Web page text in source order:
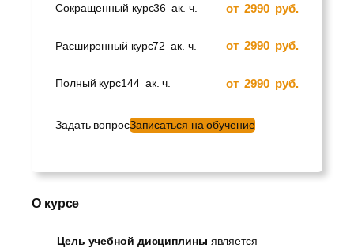
Сокращенный курс36 ак. ч. от 2990 руб.
Расширенный курс72 ак. ч. от 2990 руб.
Полный курс144 ак. ч. от 2990 руб.
Задать вопросЗаписаться на обучение
О курсе
Цель учебной дисциплины является